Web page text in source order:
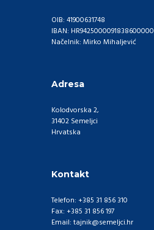
OIB: 41900631748
IBAN: HR9425000091838600000
Načelnik: Mirko Mihaljević
Adresa
Kolodvorska 2,
31402 Semeljci
Hrvatska
Kontakt
Telefon: +385 31 856 310
Fax: +385 31 856 197
Email: tajnik@semeljci.hr